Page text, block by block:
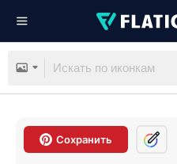
Сохранить